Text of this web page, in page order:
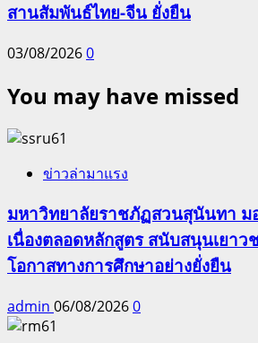
สานสัมพันธ์ไทย-จีน ยั่งยืน
03/08/20260
You may have missed
ข่าวล่ามาแรง
มหาวิทยาลัยราชภัฏสวนสุนันทา
เนื่องตลอดหลักสูตร สนับสนุนเยาว
โอกาสทางการศึกษาอย่างยั่งยืน
admin 06/08/20260